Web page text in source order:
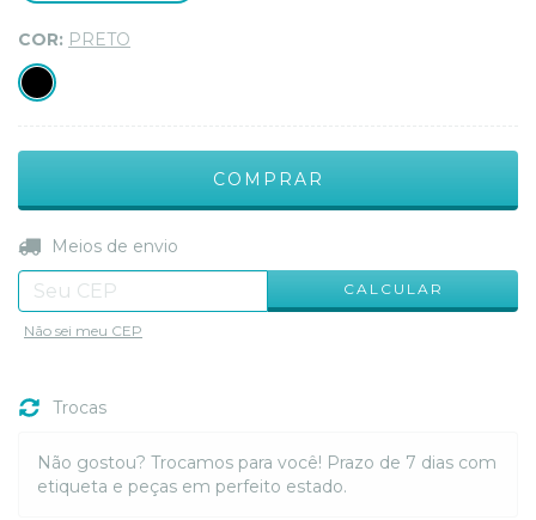
COR: PRETO
Entregas para o CEP:
Meios de envio
CALCULAR
Não sei meu CEP
Trocas
Não gostou? Trocamos para você! Prazo de 7 dias com
etiqueta e peças em perfeito estado.